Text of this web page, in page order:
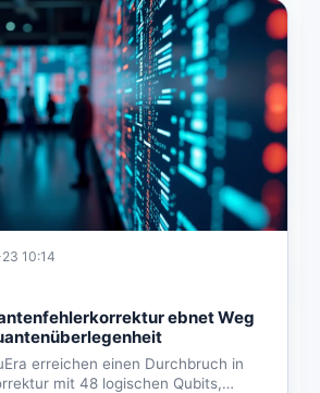
10:14
ebnet Weg
erreichen einen Durchbruch in
mit 48 logischen Qubits,